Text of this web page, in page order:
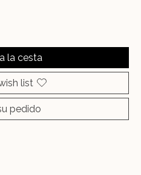
la cesta
list
pedido